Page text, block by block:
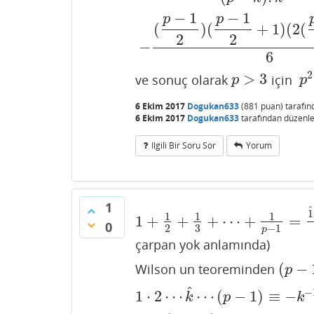
−
(
p − 1
2
)(
p − 1
2
+ 1)(2(
6
ve sonuç olarak p > 3
p >3 için p2
p2
6 Ekim 2017 Dogukan633(881 puan)
6 Ekim 2017 Dogukan633tarafından
Ilgili Bir Soru Sor Yorum
1
0
1 +
1
2
+
1
3
+ ⋯ + 1
p−1 = 1
^
1 +12 +1 3+ ⋯ +1 p − 1 =1^ ⋅2⋅3 ⋯(p −
çarpan yok anlamında)
Wilson un teoreminden (p −
(p− 1)
1 ⋅ 2 ⋯ k
^ ⋯ (p − 1) ≡ −k−
1 2 ⋯k ^ ⋯( p − 1 )≡− k− 1mod p